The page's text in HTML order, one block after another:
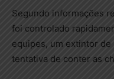
Segundo informações
foi controlado
equipes, um extintor
tentativa de conter as